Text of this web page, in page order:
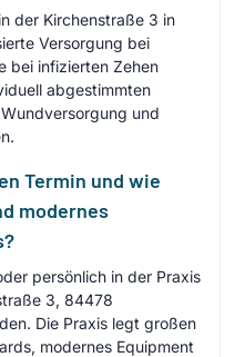
der Kirchenstraße 3 in
Versorgung bei
bei infizierten Zehen
abgestimmten
und
Termin und wie
modernes
persönlich in der Praxis
3, 84478
Die Praxis legt großen
modernes Equipment